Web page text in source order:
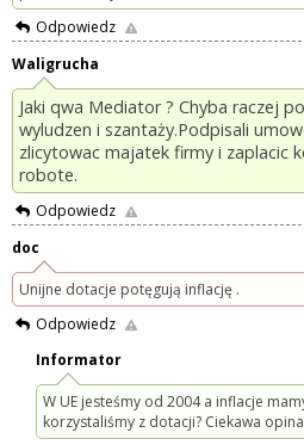
Odpowiedz
Waligrucha
Jaki qwa Mediator ? Chyba raczej
wyludzen i szantaży.Podpisali
zlicytowac majatek firmy i zaplacic
robote.
Odpowiedz
doc
Unijne dotacje potęgują inflację .
Odpowiedz
Informator
W UE jesteśmy od 2004 a inflacje
korzystaliśmy z dotacji? Ciekawa